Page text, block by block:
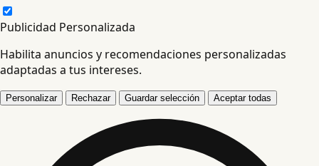
Publicidad Personalizada
Habilita anuncios y recomendaciones personalizadas
adaptadas a tus intereses.
Personalizar Rechazar Guardar selección Aceptar todas